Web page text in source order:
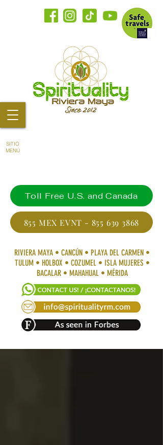
SITIO
MENÚ
RIVIERA MAYA • CANCÚN • PLAYA DEL CARMEN •
TULUM • HOLBOX • COZUMEL • ISLA MUJERES •
BACALAR • MAHAHUAL • MÉRIDA
Toll Free U.S. and Canada
855 MEX EVNT - 855 639 3868